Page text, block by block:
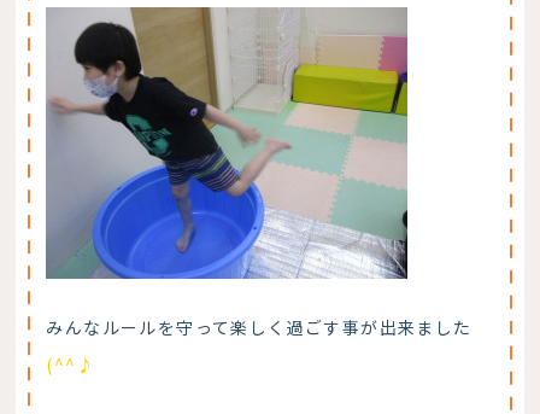
みんなルールを守って楽しく過ごす事が出来ました
(^^♪